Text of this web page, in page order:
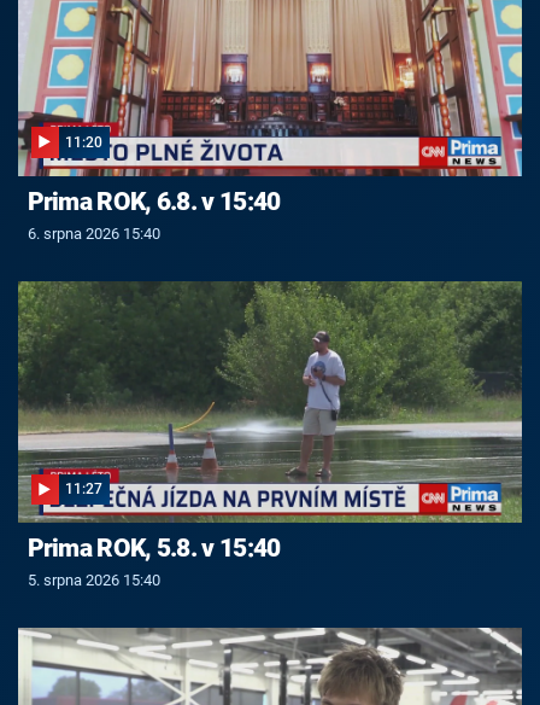
11:20
Prima ROK, 6.8. v 15:40
6. srpna 2026 15:40
11:27
Prima ROK, 5.8. v 15:40
5. srpna 2026 15:40